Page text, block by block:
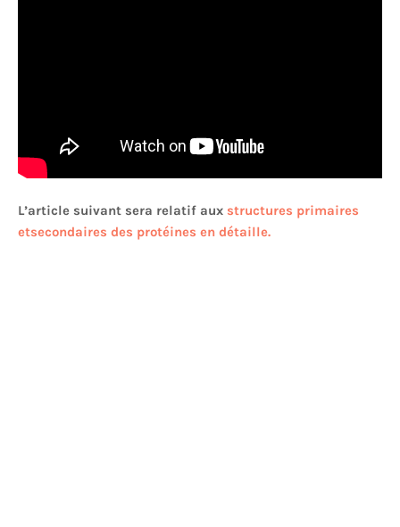
L’article suivant sera relatif aux structures primaires
etsecondaires des protéines en détaille.